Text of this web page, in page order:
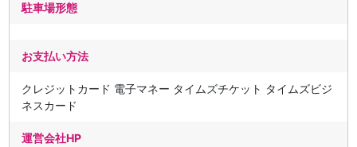
駐車場形態
お支払い方法
クレジットカード 電子マネー タイムズチケット タイムズビジ
ネスカード
運営会社HP